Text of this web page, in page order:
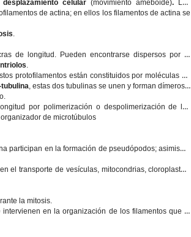
celular(movimiento ameboide).
Los
de actina; en ellos los filamentos de actina se
.
de longitud. Pueden encontrarse dispersos por el
.
protofilamentos están constituidos por moléculas de
tubulina, estas dos tubulinas se unen y forman dímeros y
por polimerización o despolimerización de las
de microtúbulos
participan en la formación de pseudópodos; asimismo
el transporte de vesículas, mitocondrias, cloroplastos,
la mitosis.
en la organización de los filamentos que lo